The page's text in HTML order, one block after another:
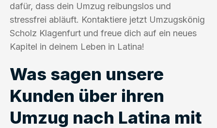
dafür, dass dein Umzug reibungslos und
stressfrei abläuft. Kontaktiere jetzt Umzugskönig
Scholz Klagenfurt und freue dich auf ein neues
Kapitel in deinem Leben in Latina!
Was sagen unsere
Kunden über ihren
Umzug nach Latina mit